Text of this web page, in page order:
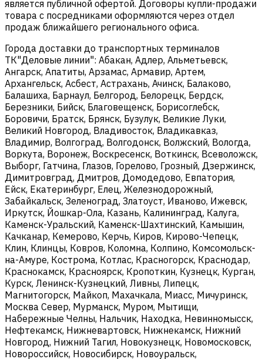
является публичной офертой. Договоры купли-продажи
товара с посредниками оформляются через отдел
продаж ближайшего регионального офиса.
Города доставки до транспортных терминалов
ТК"Деловые линии": Абакан, Адлер, Альметьевск,
Ангарск, Апатиты, Арзамас, Армавир, Артем,
Архангельск, Асбест, Астрахань, Ачинск, Балаково,
Балашиха, Барнаул, Белгород, Белорецк, Бердск,
Березники, Бийск, Благовещенск, Борисоглебск,
Боровичи, Братск, Брянск, Бузулук, Великие Луки,
Великий Новгород, Владивосток, Владикавказ,
Владимир, Волгоград, Волгодонск, Волжский, Вологда,
Воркута, Воронеж, Воскресенск, Воткинск, Всеволожск,
Выборг, Гатчина, Глазов, Горелово, Грозный, Дзержинск,
Димитровград, Дмитров, Домодедово, Евпатория,
Ейск, Екатеринбург, Елец, Железнодорожный,
Забайкальск, Зеленоград, Златоуст, Иваново, Ижевск,
Иркутск, Йошкар-Ола, Казань, Калининград, Калуга,
Каменск-Уральский, Каменск-Шахтинский, Камышин,
Качканар, Кемерово, Керчь, Киров, Кирово-Чепецк,
Клин, Клинцы, Ковров, Коломна, Колпино, Комсомольск-
на-Амуре, Кострома, Котлас, Красногорск, Краснодар,
Краснокамск, Красноярск, Кропоткин, Кузнецк, Курган,
Курск, Ленинск-Кузнецкий, Ливны, Липецк,
Магнитогорск, Майкоп, Махачкала, Миасс, Мичуринск,
Москва Север, Мурманск, Муром, Мытищи,
Набережные Челны, Нальчик, Находка, Невинномысск,
Нефтекамск, Нижневартовск, Нижнекамск, Нижний
Новгород, Нижний Тагил, Новокузнецк, Новомосковск,
Новороссийск, Новосибирск, Новоуральск,